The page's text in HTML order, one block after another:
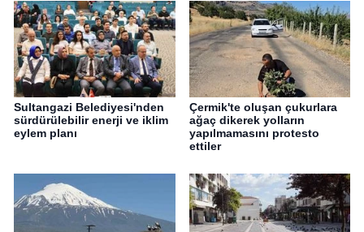
Sultangazi Belediyesi'nden
sürdürülebilir enerji ve iklim
eylem planı
Çermik'te oluşan çukurlara
ağaç dikerek yolların
yapılmamasını protesto
ettiler